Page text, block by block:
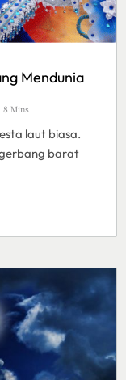
Mendunia
8 Mins
laut biasa.
barat